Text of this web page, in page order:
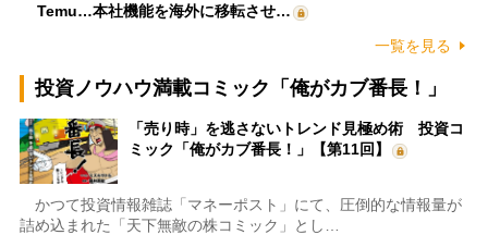
Temu…本社機能を海外に移転させ…
一覧を見る
投資ノウハウ満載コミック「俺がカブ番長！」
「売り時」を逃さないトレンド見極め術 投資コ
ミック「俺がカブ番長！」【第11回】
かつて投資情報雑誌「マネーポスト」にて、圧倒的な情報量が
詰め込まれた「天下無敵の株コミック」とし…